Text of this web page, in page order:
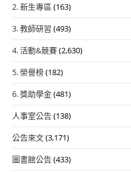
2. 新生專區 (163)
3. 教師研習 (493)
4. 活動&競賽(2,630)
5. 榮譽榜(182)
6. 獎助學金(481)
人事室公告(138)
公告來文(3,171)
圖書館公告(433)